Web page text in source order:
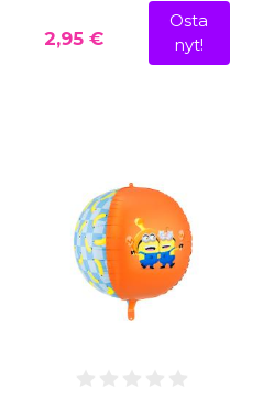
2,95 €
Osta
nyt!